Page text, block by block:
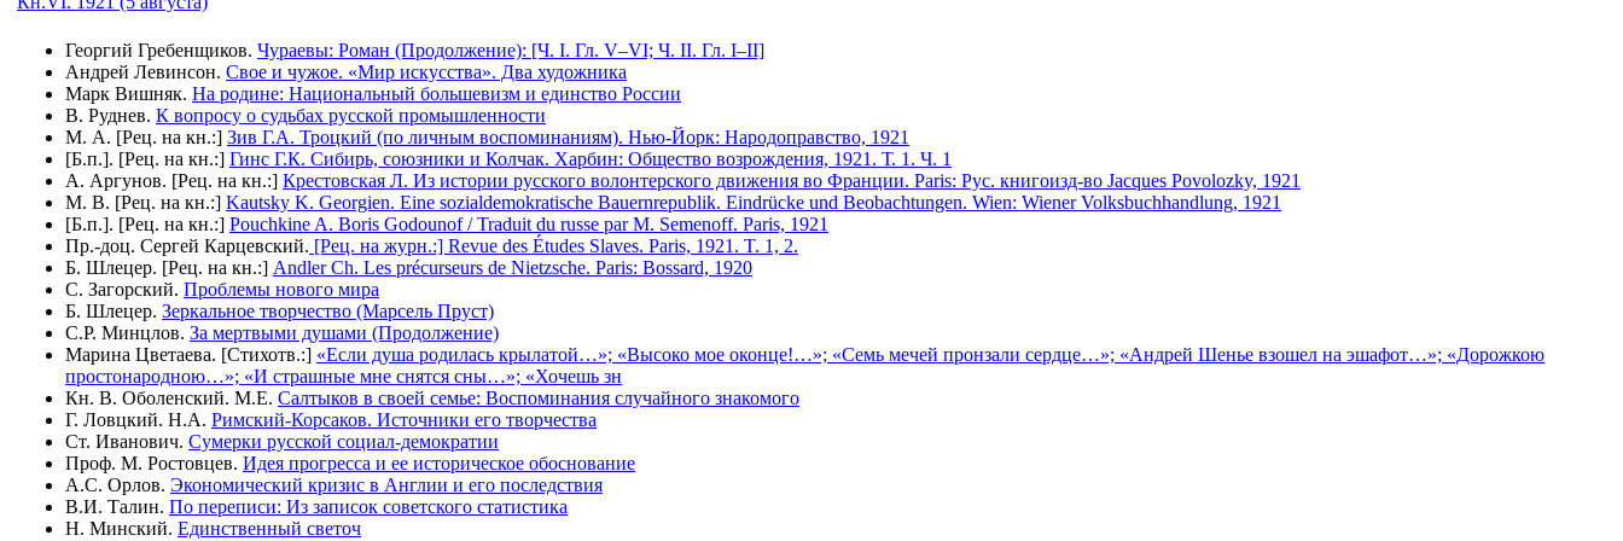
Георгий Гребенщиков. Чураевы: Роман (Продолжение): [Ч. I. Гл. V–VI; Ч. II. Гл. I–II]
Андрей Левинсон. Свое и чужое. «Мир искусства». Два художника
Марк Вишняк. На родине: Национальный большевизм и единство России
В. Руднев. К вопросу о судьбах русской промышленности
М. А. [Рец. на кн.:] Зив Г.А. Троцкий (по личным воспоминаниям). Нью-Йорк: Народоправство, 1921
[Б.п.]. [Рец. на кн.:] Гинс Г.К. Сибирь, союзники и Колчак. Харбин: Общество возрождения, 1921. Т. 1. Ч. 1
А. Аргунов. [Рец. на кн.:] Крестовская Л. Из истории русского волонтерского движения во Франции. Paris: Рус. книгоизд-во Jacques Povolozky, 1921
М. В. [Рец. на кн.:] Kautsky K. Georgien. Eine sozialdemokratische Bauernrepublik. Eindrücke und Beobachtungen. Wien: Wiener Volksbuchhandlung, 1921
[Б.п.]. [Рец. на кн.:] Pouchkine A. Boris Godounof / Traduit du russe par M. Semenoff. Paris, 1921
Пр.-доц. Сергей Карцевский. [Рец. на журн.:] Revue des Études Slaves. Paris, 1921. T. 1, 2.
Б. Шлецер. [Рец. на кн.:] Andler Ch. Les précurseurs de Nietzsche. Paris: Bossard, 1920
С. Загорский. Проблемы нового мира
Б. Шлецер. Зеркальное творчество (Марсель Пруст)
С.Р. Минцлов. За мертвыми душами (Продолжение)
Марина Цветаева. [Стихотв.:] «Если душа родилась крылатой…»; «Высоко мое оконце!…»; «Семь мечей пронзали сердце…»; «Андрей Шенье взошел на эшафот…»; «Дорожкою
простонародною…»; «И страшные мне снятся сны…»; «Хочешь зн
Кн. В. Оболенский. М.Е. Салтыков в своей семье: Воспоминания случайного знакомого
Г. Ловцкий. Н.А. Римский-Корсаков. Источники его творчества
Ст. Иванович. Сумерки русской социал-демократии
Проф. М. Ростовцев. Идея прогресса и ее историческое обоснование
А.С. Орлов. Экономический кризис в Англии и его последствия
В.И. Талин. По переписи: Из записок советского статистика
Н. Минский. Единственный светоч